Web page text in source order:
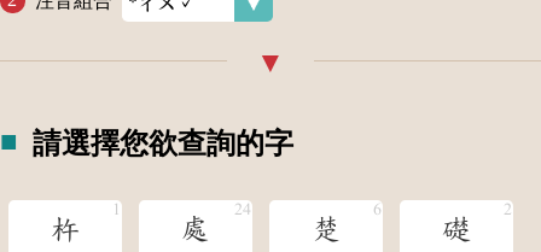
請選擇您欲查詢的字
杵 處 楚 礎